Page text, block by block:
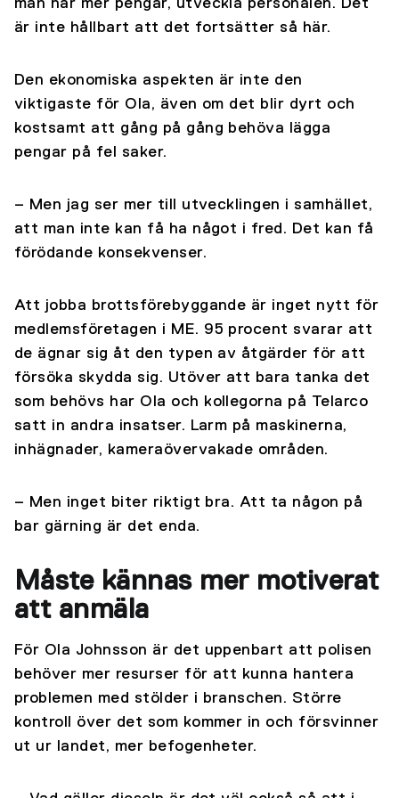
man har mer pengar, utveckla personalen. Det
är inte hållbart att det fortsätter så här.
Den ekonomiska aspekten är inte den
viktigaste för Ola, även om det blir dyrt och
kostsamt att gång på gång behöva lägga
pengar på fel saker.
– Men jag ser mer till utvecklingen i samhället,
att man inte kan få ha något i fred. Det kan få
förödande konsekvenser.
Att jobba brottsförebyggande är inget nytt för
medlemsföretagen i ME. 95 procent svarar att
de ägnar sig åt den typen av åtgärder för att
försöka skydda sig. Utöver att bara tanka det
som behövs har Ola och kollegorna på Telarco
satt in andra insatser. Larm på maskinerna,
inhägnader, kameraövervakade områden.
– Men inget biter riktigt bra. Att ta någon på
bar gärning är det enda.
Måste kännas mer motiverat
att anmäla
För Ola Johnsson är det uppenbart att polisen
behöver mer resurser för att kunna hantera
problemen med stölder i branschen. Större
kontroll över det som kommer in och försvinner
ut ur landet, mer befogenheter.